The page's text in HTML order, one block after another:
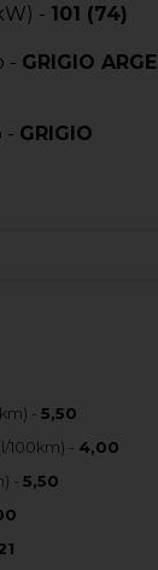
- 101 (74)
- GRIGIO
- GRIGIO
-5,50
100km) - 4,00
-5,50